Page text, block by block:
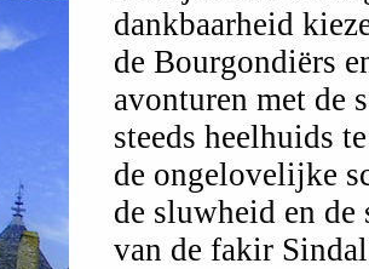
dankbaarheid
de Bourgondiërs
avonturen met de
steeds heelhuids
de ongelovelijke
de sluwheid en
van de fakir